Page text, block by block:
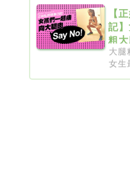
【
記
粗
大腿
女生